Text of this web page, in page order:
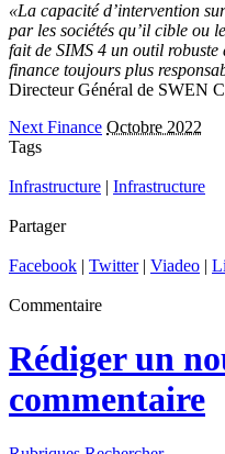
«La capacité d’intervention
par les sociétés qu’il cible ou
fait de SIMS 4 un outil robuste
finance toujours plus
Directeur Général de SWEN
Next Finance Octobre 2022
Tags
Infrastructure | Infrastructure
Partager
Facebook | Twitter| Viadeo |
Commentaire
Rédiger un
commentaire